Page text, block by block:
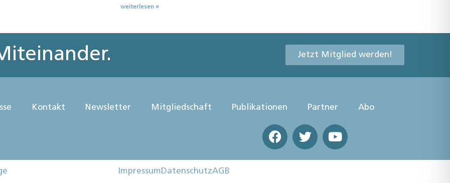
weiterlesen »
Jetzt Mitglied werden!
Kontakt Newsletter Mitgliedschaft Publikationen Partner Abo
ImpressumDatenschutzAGB